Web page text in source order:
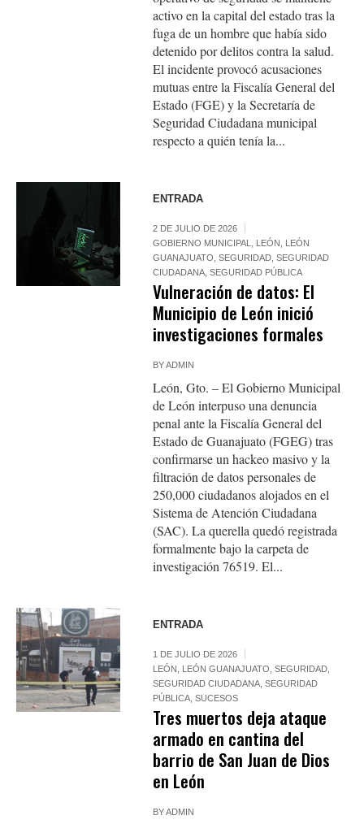
activo en la capital del estado tras la
fuga de un hombre que había sido
detenido por delitos contra la salud.
El incidente provocó acusaciones
mutuas entre la Fiscalía General del
Estado (FGE) y la Secretaría de
Seguridad Ciudadana municipal
respecto a quién tenía la...
ENTRADA
2 DE JULIO DE 2026
GOBIERNO MUNICIPAL
LEÓN
LEÓN
GUANAJUATO ,SEGURIDAD ,SEGURIDAD
CIUDADANA ,SEGURIDAD PÚBLICA
Vulneración de datos: El
Municipio de León inició
investigaciones formales
BYADMIN
León, Gto. – El Gobierno Municipal
de León interpuso una denuncia
penal ante la Fiscalía General del
Estado de Guanajuato (FGEG) tras
confirmarse un hackeo masivo y la
filtración de datos personales de
250,000 ciudadanos alojados en el
Sistema de Atención Ciudadana
(SAC). La querella quedó registrada
formalmente bajo la carpeta de
investigación 76519. El...
ENTRADA
1 DE JULIO DE 2026
LEÓN
LEÓN GUANAJUATO ,SEGURIDAD
SEGURIDAD CIUDADANA ,SEGURIDAD
PÚBLICA ,SUCESOS
Tres muertos deja ataque
armado en cantina del
barrio de San Juan de Dios
en León
BYADMIN